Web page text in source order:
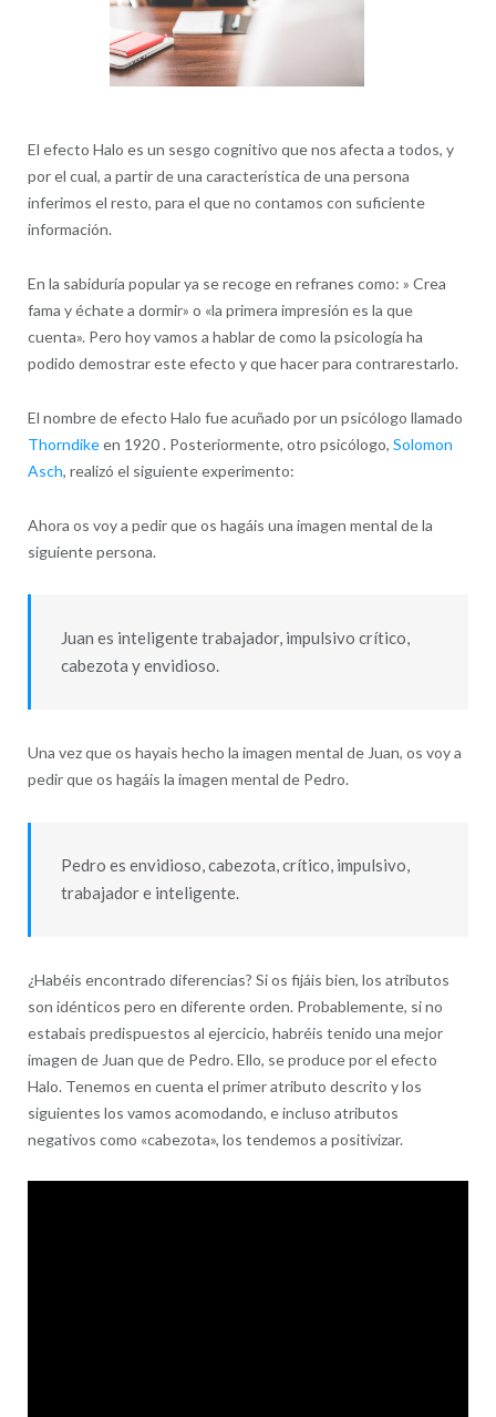
El efecto Halo es un sesgo cognitivo que nos afecta a todos, y
por el cual, a partir de una característica de una persona
inferimos el resto, para el que no contamos con suficiente
información.
En la sabiduría popular ya se recoge en refranes como: » Crea
fama y échate a dormir» o «la primera impresión es la que
cuenta». Pero hoy vamos a hablar de como la psicología ha
podido demostrar este efecto y que hacer para contrarestarlo.
El nombre de efecto Halo fue acuñado por un psicólogo llamado
Thorndikeen 1920 . Posteriormente, otro psicólogo, Solomon
Asch, realizó el siguiente experimento:
Ahora os voy a pedir que os hagáis una imagen mental de la
siguiente persona.
Juan es inteligente trabajador, impulsivo crítico,
cabezota y envidioso.
Una vez que os hayais hecho la imagen mental de Juan, os voy a
pedir que os hagáis la imagen mental de Pedro.
Pedro es envidioso, cabezota, crítico, impulsivo,
trabajador e inteligente.
¿Habéis encontrado diferencias? Si os fijáis bien, los atributos
son idénticos pero en diferente orden. Probablemente, si no
estabais predispuestos al ejercicio, habréis tenido una mejor
imagen de Juan que de Pedro. Ello, se produce por el efecto
Halo. Tenemos en cuenta el primer atributo descrito y los
siguientes los vamos acomodando, e incluso atributos
negativos como «cabezota», los tendemos a positivizar.